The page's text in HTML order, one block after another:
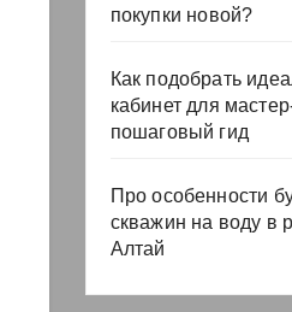
покупки новой?
Как подобрать
кабинет для
пошаговый гид
Про особенности
скважин на воду в
Алтай